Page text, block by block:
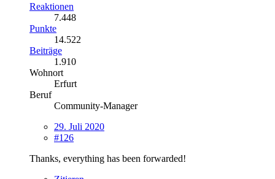
Reaktionen
7.448
Punkte
14.522
Beiträge
1.910
Wohnort
Erfurt
Beruf
Community-Manager
29. Juli 2020
#126
Thanks, everything has been forwarded!